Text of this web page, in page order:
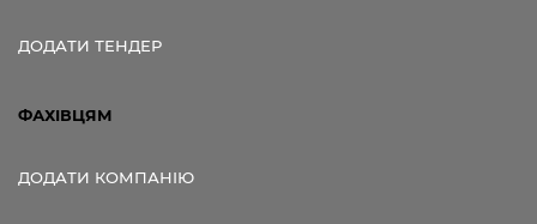
ДОДАТИ ТЕНДЕР
ФАХІВЦЯМ
ДОДАТИ КОМПАНІЮ